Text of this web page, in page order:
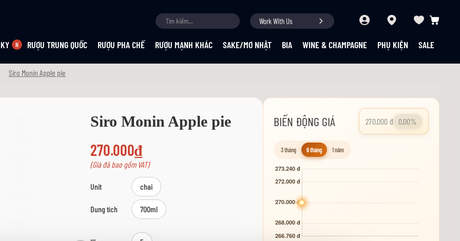
Work With Us
RƯỢU TRUNG QUỐC RƯỢU PHA CHẾ RƯỢU MẠNH KHÁC SAKE/MƠ NHẬT BIA WINE & CHAMPAGNE PHỤ KIỆN SALE
Siro Monin Apple pie
Siro Monin Apple pie
270.000₫
(Giá đã bao gồm VAT)
Unit chai
Dung tích 700ml
BIẾN ĐỘNG GIÁ 270.000 đ 0.00%
3 tháng 6 tháng 1 năm